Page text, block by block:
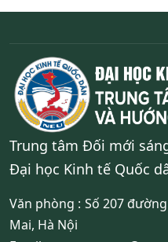
Trung tâm Đối mới
Đại học Kinh tế Quốc
Văn phòng : Số 207
Mai, Hà Nội